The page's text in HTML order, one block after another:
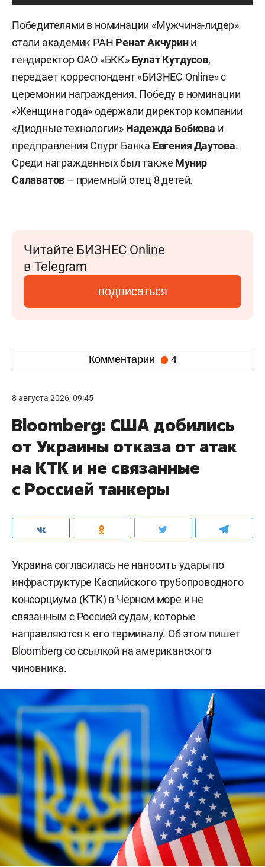
Победителями в номинации «Мужчина-лидер»
стали академик РАН Ренат Акчурини
гендиректор ОАО «БКК» Булат Кутдусов,
передает корреспондент «БИЗНЕС Online» с
церемонии награждения. Победу в номинации
«Женщина года» одержали директор компании
«Диодные технологии» Надежда Бобкова и
предправления Спурт Банка ЕвгенияДаутова.
Среди награжденных был также Мунир
Салаватов – приемный отец 8 детей.
Читайте БИЗНЕС Online
в Telegram
подписаться
Комментарии 4
8 августа 2026, 09:45
Bloomberg: США добились
от Украины отказа от атак
на КТК и не связанные
с Россией танкеры
Украина согласилась не наносить удары по
инфраструктуре Каспийского трубопроводного
консорциума (КТК) в Черном море и не
связанным с Россией судам, которые
направляются к его терминалу. Об этом пишет
Bloomberg со ссылкой на американского
чиновника.